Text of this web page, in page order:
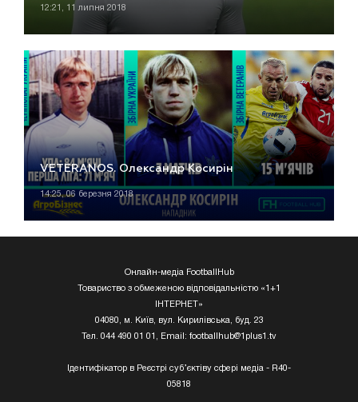
12:21, 11 липня 2018
VETERANOS. Олександр Косирін
14:25, 06 березня 2018
Онлайн-медіа FootballHub
Товариство з обмеженою відповідальністю «1+1
ІНТЕРНЕТ»
04080, м. Київ, вул. Кирилівська, буд. 23
Тел. 044 490 01 01, Email: footballhub@1plus1.tv
Ідентифікатор в Реєстрі суб’єктіву сфері медіа - R40-
05818